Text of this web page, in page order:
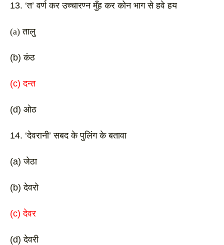
13. ‘त’ वर्ण कर उच्चारण्न मुँह कर कोन भाग से हवे हय
(a) तालु
(b) कंठ
(c) दन्त
(d) ओठ
14. ‘देवरानी’ सबद के पुलिंग के बतावा
(a) जेठा
(b) देवरो
(c) देवर
(d) देवरी